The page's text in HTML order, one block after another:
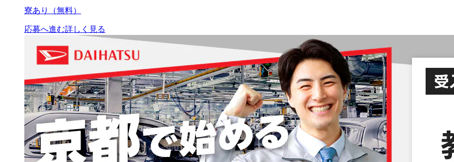
寮あり（無料）
応募へ進む詳しく見る